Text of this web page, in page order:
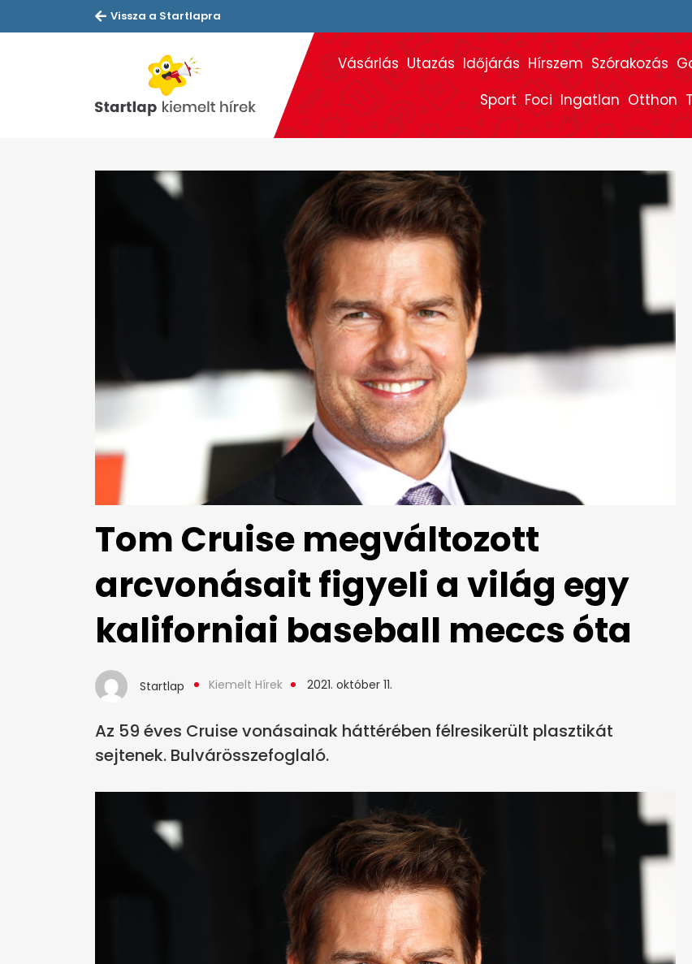
Vissza a Startlapra
Vásárlás Utazás Időjárás Hírszem Szórakozás
Sport Foci Ingatlan Otthon
Tom Cruise megváltozott
arcvonásait figyeli a világ egy
kaliforniai baseball meccs óta
Startlap Kiemelt Hírek 2021. október 11.
Az 59 éves Cruise vonásainak háttérében félresikerült plasztikát
sejtenek. Bulvárösszefoglaló.